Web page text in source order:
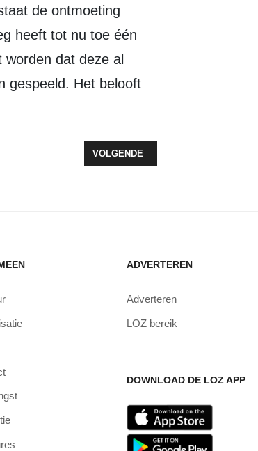
de ontmoeting
heeft tot nu toe één
dat deze al
gespeeld. Het belooft
DYZLE IN VIANEN
VOLGENDE ARTIKEL:
VOLGENDE
ADVERTEREN
Adverteren
LOZ bereik
DOWNLOAD DE LOZ APP